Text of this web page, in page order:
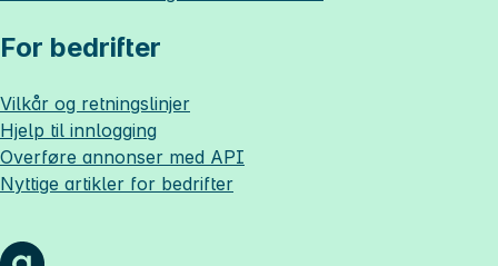
For bedrifter
Vilkår og retningslinjer
Hjelp til innlogging
Overføre annonser med API
Nyttige artikler for bedrifter